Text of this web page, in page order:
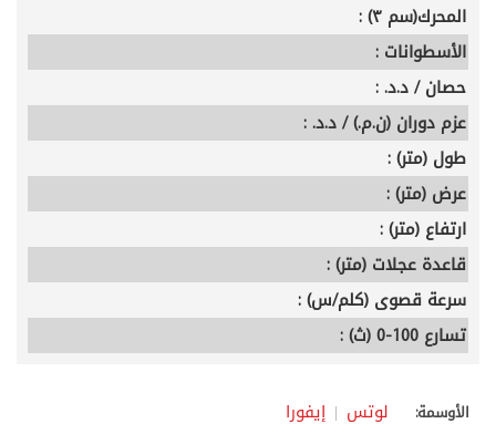
المحرك(سم ٣) :
الأسطوانات :
حصان / د.د. :
عزم دوران (ن.م.) / د.د. :
طول (متر) :
عرض (متر) :
ارتفاع (متر) :
قاعدة عجلات (متر) :
سرعة قصوى (كلم/س) :
تسارع 100-0 (ث) :
الأوسمة: لوتس إيفورا